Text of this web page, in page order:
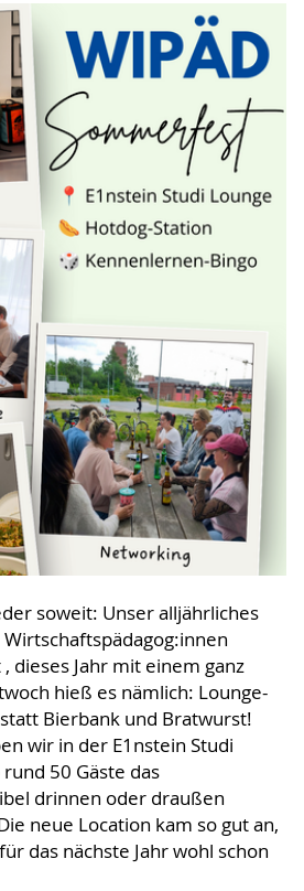
soweit: Unser alljährliches
dieses Jahr mit einem ganz
hieß es nämlich: Lounge-
Bierbank und Bratwurst!
wir in der E1nstein Studi
50 Gäste das
drinnen oder draußen
neue Location kam so gut an,
das nächste Jahr wohl schon